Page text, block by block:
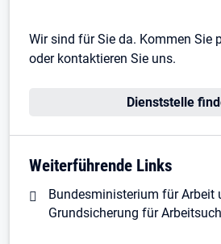
Wir sind für Sie da. Kommen Sie
oder kontaktieren Sie uns.
Dienststelle
Weiterführende Links
Bundesministerium für Arbeit
Grundsicherung für